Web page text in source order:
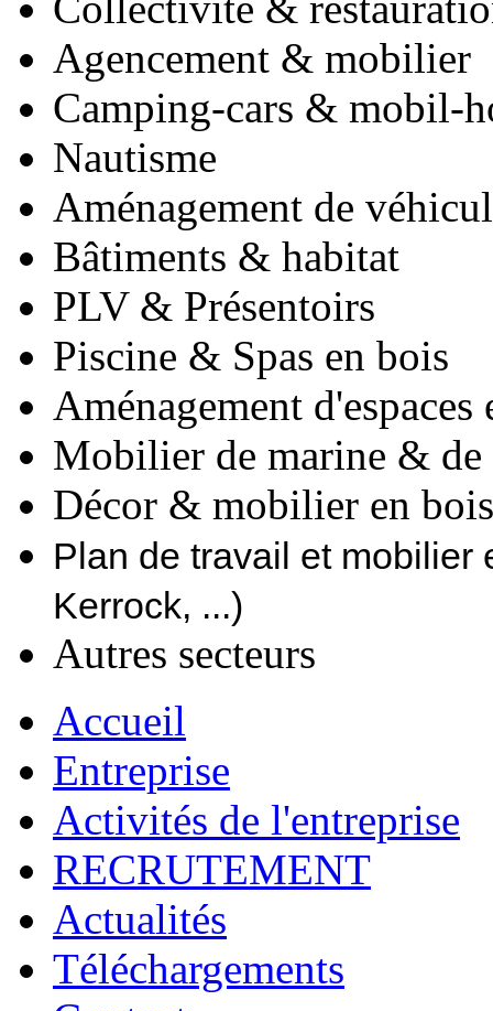
Agencement & mobilier
Camping-cars & mobil-
Nautisme
Aménagement de
Bâtiments & habitat
PLV & Présentoirs
Piscine & Spas en bois
Aménagement d'espaces
Mobilier de marine & de
Décor & mobilier en bois
Plan de travail et mobilier
Kerrock, ...)
Autres secteurs
Accueil
Entreprise
Activités de l'entreprise
RECRUTEMENT
Actualités
Téléchargements